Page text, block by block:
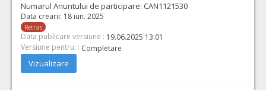
Numarul Anuntului de participare: CAN1121530
Data crearii: 18 iun. 2025
Retras
Data publicare versiune : 19.06.2025 13:01
Versiune pentru: : Completare
Vizualizare